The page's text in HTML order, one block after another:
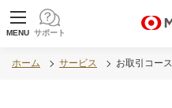
MUFG 世界が進
MENU サポート
ホーム サービス お取引コー